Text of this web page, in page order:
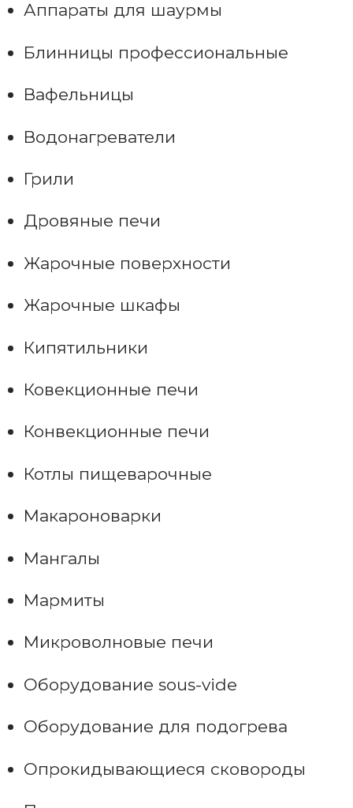
Аппараты для шаурмы
Блинницы профессиональные
Вафельницы
Водонагреватели
Грили
Дровяные печи
Жарочные поверхности
Жарочные шкафы
Кипятильники
Ковекционные печи
Конвекционные печи
Котлы пищеварочные
Макароноварки
Мангалы
Мармиты
Микроволновые печи
Оборудование sous-vide
Оборудование для подогрева
Опрокидывающиеся сковороды